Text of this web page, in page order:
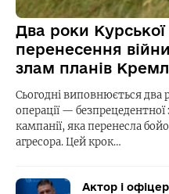
Два роки Курської
перенесення
злам планів
Сьогодні виповнюється два
операції —
кампанії, яка перенесла
агресора. Цей крок…
Актор і